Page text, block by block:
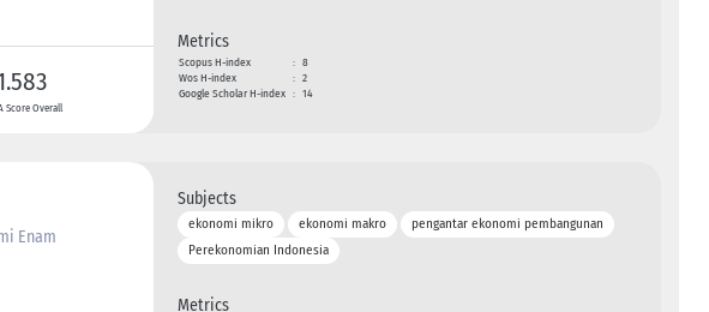
Score Overall
Metrics
Scopus H-index : 8
Wos H-index
: 2
Google Scholar H-index : 14
Enam
Subjects
ekonomi mikro ekonomi makro
pengantar ekonomi pembangunan
Perekonomian Indonesia
Metrics